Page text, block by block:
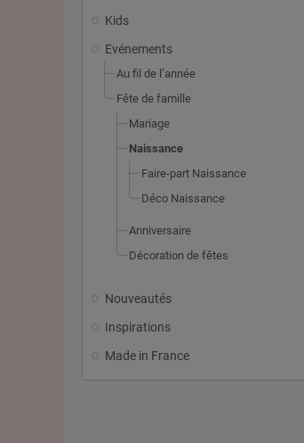
Kids
Evénements
Au fil de l’année
Fête de famille
Mariage
Naissance
Faire-part Naissance
Déco Naissance
Anniversaire
Décoration de fêtes
Nouveautés
Inspirations
Made in France